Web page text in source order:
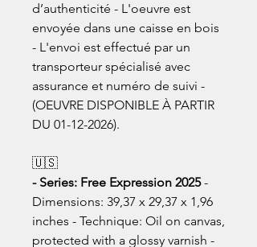
d’authenticité - L'oeuvre est
envoyée dans une caisse en bois
- L'envoi est effectué par un
transporteur spécialisé avec
assurance et numéro de suivi -
(OEUVRE DISPONIBLE À PARTIR
DU 01-12-2026).
🇺🇸
- Series: Free Expression 2025-
Dimensions: 39,37 x 29,37 x 1,96
inches - Technique: Oil on canvas,
protected with a glossy varnish -